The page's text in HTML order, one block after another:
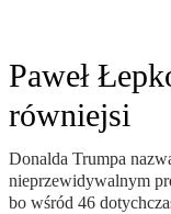
Paweł
równiejsi
Donalda Trumpa
nieprzewidywalnym
bo wśród 46